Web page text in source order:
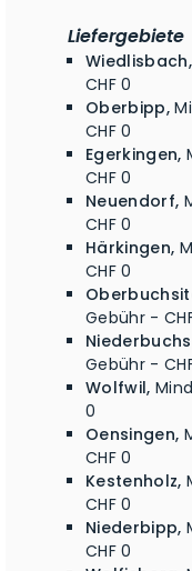
Liefergebiete
Wiedlisbach,
CHF 0
Oberbipp,
CHF 0
Egerkingen,
CHF 0
Neuendorf,
CHF 0
Härkingen,
CHF 0
Gebühr -
Gebühr -
Wolfwil,
0
Oensingen,
CHF 0
Kestenholz,
CHF 0
Niederbipp,
CHF 0